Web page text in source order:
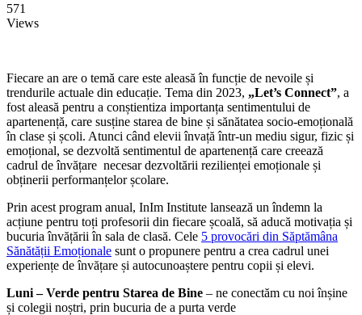
571
Views
Fiecare an are o temă care este aleasă în funcție de nevoile și
trendurile actuale din educație. Tema din 2023, „Let’s Connect”, a
fost aleasă pentru a conștientiza importanța sentimentului de
apartenență, care susține starea de bine și sănătatea socio-emoțională
în clase și școli. Atunci când elevii învață într-un mediu sigur, fizic și
emoțional, se dezvoltă sentimentul de apartenență care creează
cadrul de învățare necesar dezvoltării rezilienței emoționale și
obținerii performanțelor școlare.
Prin acest program anual, InIm Institute lansează un îndemn la
acțiune pentru toți profesorii din fiecare școală, să aducă motivația și
bucuria învățării în sala de clasă. Cele 5 provocări din Săptămâna
Sănătății Emoționale sunt o propunere pentru a crea cadrul unei
experiențe de învățare și autocunoaștere pentru copii și elevi.
Luni – Verde pentru Starea de Bine – ne conectăm cu noi înșine
și colegii noștri, prin bucuria de a purta verde